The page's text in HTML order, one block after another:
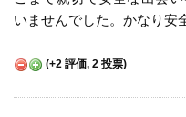
いませんでした。かなり安
(+2 評価, 2 投票)